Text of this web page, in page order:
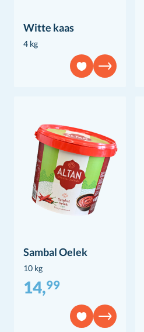
Witte kaas
4 kg
Sambal Oelek
10 kg
14,99